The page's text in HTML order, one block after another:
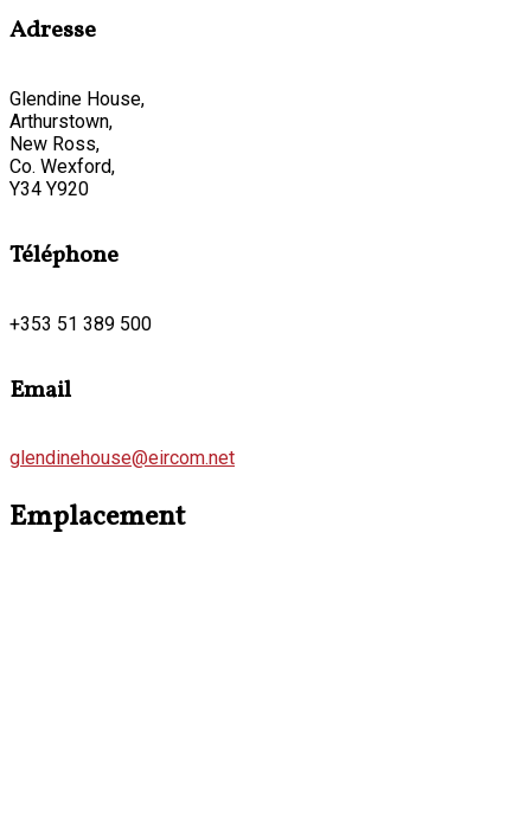
Adresse
Glendine House,
Arthurstown,
New Ross,
Co. Wexford,
Y34 Y920
Téléphone
+353 51 389 500
Email
glendinehouse@eircom.net
Emplacement